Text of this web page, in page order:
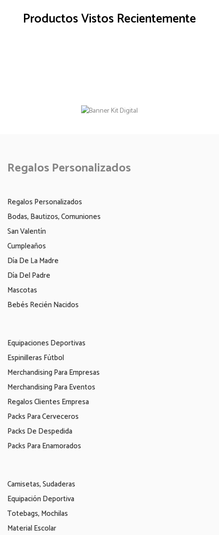
Productos Vistos Recientemente
Regalos Personalizados
Regalos Personalizados
Bodas, Bautizos, Comuniones
San Valentín
Cumpleaños
Día De La Madre
Día Del Padre
Mascotas
Bebés Recién Nacidos
Equipaciones Deportivas
Espinilleras Fútbol
Merchandising Para Empresas
Merchandising Para Eventos
Regalos Clientes Empresa
Packs Para Cerveceros
Packs De Despedida
Packs Para Enamorados
Camisetas, Sudaderas
Equipación Deportiva
Totebags, Mochilas
Material Escolar